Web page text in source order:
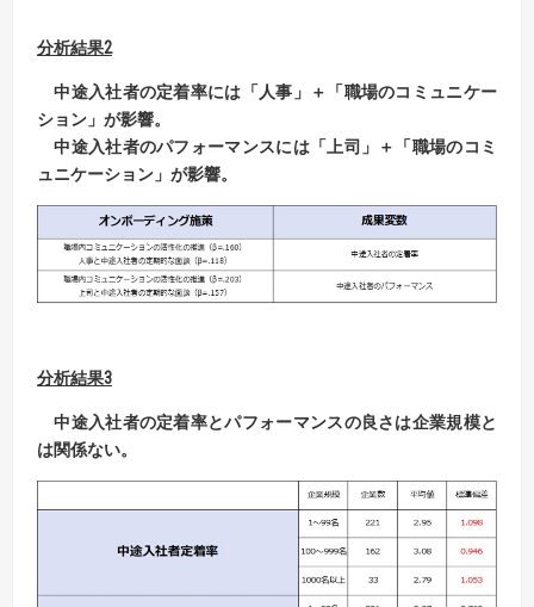
分析結果2
中途入社者の定着率には「人事」＋「職場のコミュニケー
ション」が影響。
中途入社者のパフォーマンスには「上司」＋「職場のコミ
ュニケーション」が影響。
分析結果3
中途入社者の定着率とパフォーマンスの良さは企業規模と
は関係ない。